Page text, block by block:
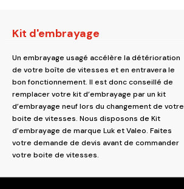
Kit d'embrayage
Un embrayage usagé accélère la détérioration
de votre boîte de vitesses et en entravera le
bon fonctionnement. Il est donc conseillé de
remplacer votre kit d’embrayage par un kit
d’embrayage neuf lors du changement de votre
boite de vitesses. Nous disposons de Kit
d’embrayage de marque Luk et Valeo. Faites
votre demande de devis avant de commander
votre boite de vitesses.